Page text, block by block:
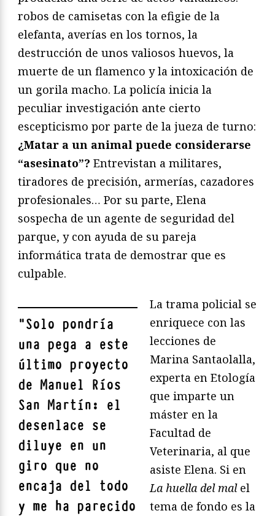
robos de camisetas con la efigie de la
elefanta, averías en los tornos, la
destrucción de unos valiosos huevos, la
muerte de un flamenco y la intoxicación de
un gorila macho. La policía inicia la
peculiar investigación ante cierto
escepticismo por parte de la jueza de turno:
¿Matar a un animal puede considerarse
“asesinato”? Entrevistan a militares,
tiradores de precisión, armerías, cazadores
profesionales… Por su parte, Elena
sospecha de un agente de seguridad del
parque, y con ayuda de su pareja
informática trata de demostrar que es
culpable.
"Solo pondría
una pega a este
último proyecto
de Manuel Ríos
San Martín: el
desenlace se
diluye en un
giro que no
encaja del todo
y me ha parecido
La trama policial se
enriquece con las
lecciones de
Marina Santaolalla,
experta en Etología
que imparte un
máster en la
Facultad de
Veterinaria, al que
asiste Elena. Si en
La huella del malel
tema de fondo es la